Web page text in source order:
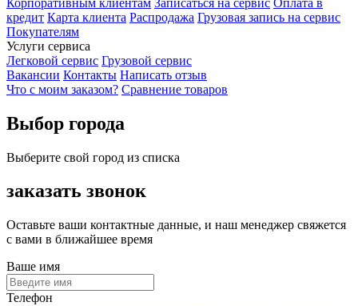
кредит Карта клиента Распродажа Грузовая запись на сервис
Покупателям
Услуги сервиса
Легковой сервис Грузовой сервис
Вакансии Контакты Написать отзыв
Что с моим заказом? Сравнение товаров
Выбор города
Выберите свой город из списка
заказать звонок
Оставьте ваши контактные данные, и наш менеджер свяжется
с вами в ближайшее время
Ваше имя
Телефон